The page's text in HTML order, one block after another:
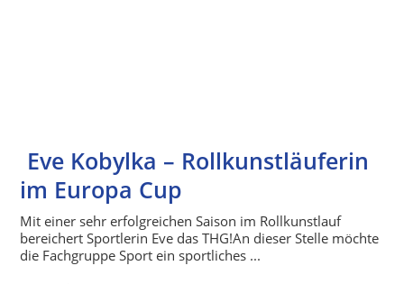
Eve Kobylka – Rollkunstläuferin
im Europa Cup
Mit einer sehr erfolgreichen Saison im Rollkunstlauf
bereichert Sportlerin Eve das THG!An dieser Stelle möchte
die Fachgruppe Sport ein sportliches ...